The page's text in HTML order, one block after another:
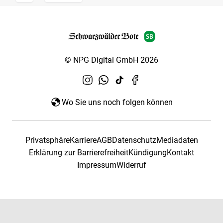
© NPG Digital GmbH 2026
Wo Sie uns noch folgen können
PrivatsphäreKarriereAGBDatenschutzMediadaten
Erklärung zur BarrierefreiheitKündigungKontakt
ImpressumWiderruf